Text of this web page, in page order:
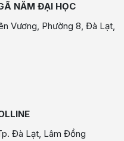
NĂM ĐẠI HỌC
Vương, Phường 8, Đà Lạt,
Đà Lạt, Lâm Đồng